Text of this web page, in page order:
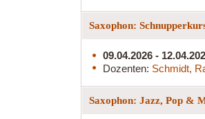
Saxophon:
09.04.2026 -
Dozenten: Schmidt,
Saxophon: Jazz, Pop &